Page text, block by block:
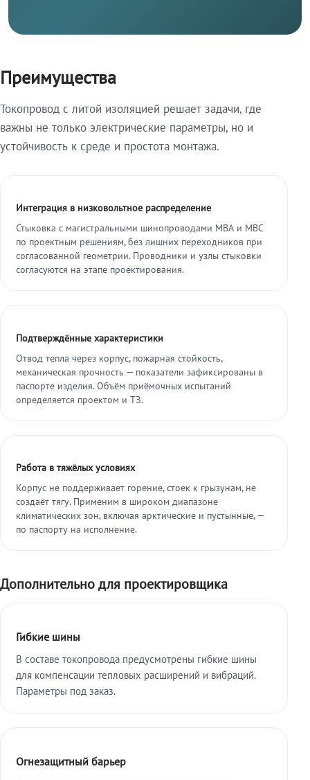
Преимущества
Токопровод с литой изоляцией решает задачи, где
важны не только электрические параметры, но и
устойчивость к среде и простота монтажа.
Интеграция в низковольтное распределение
Стыковка с магистральными шинопроводами МВА и МВС
по проектным решениям, без лишних переходников при
согласованной геометрии. Проводники и узлы стыковки
согласуются на этапе проектирования.
Подтверждённые характеристики
Отвод тепла через корпус, пожарная стойкость,
механическая прочность — показатели зафиксированы в
паспорте изделия. Объём приёмочных испытаний
определяется проектом и ТЗ.
Работа в тяжёлых условиях
Корпус не поддерживает горение, стоек к грызунам, не
создаёт тягу. Применим в широком диапазоне
климатических зон, включая арктические и пустынные, —
по паспорту на исполнение.
Дополнительно для проектировщика
Гибкие шины
В составе токопровода предусмотрены гибкие шины
для компенсации тепловых расширений и вибраций.
Параметры под заказ.
Огнезащитный барьер